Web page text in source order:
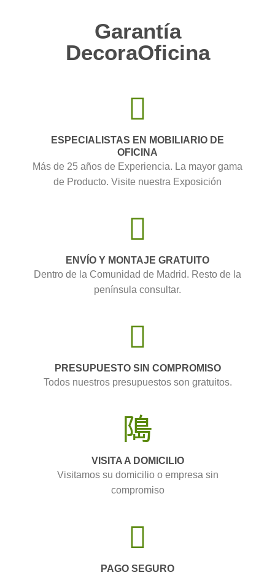
Garantía
DecoraOficina
ESPECIALISTAS EN MOBILIARIO DE
OFICINA
Más de 25 años de Experiencia. La mayor gama
de Producto. Visite nuestra Exposición
ENVÍO Y MONTAJE GRATUITO
Dentro de la Comunidad de Madrid. Resto de la
península consultar.
PRESUPUESTO SIN COMPROMISO
Todos nuestros presupuestos son gratuitos.
VISITA A DOMICILIO
Visitamos su domicilio o empresa sin
compromiso
PAGO SEGURO